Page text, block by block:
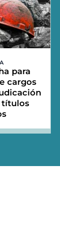
para
cargos
títulos